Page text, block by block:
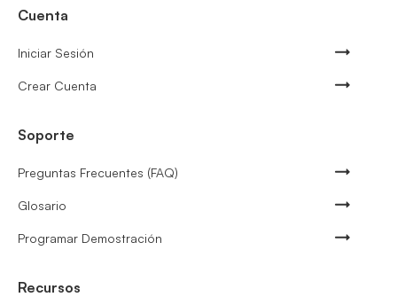
Cuenta
Iniciar Sesión
Crear Cuenta
Soporte
Preguntas Frecuentes (FAQ)
Glosario
Programar Demostración
Recursos